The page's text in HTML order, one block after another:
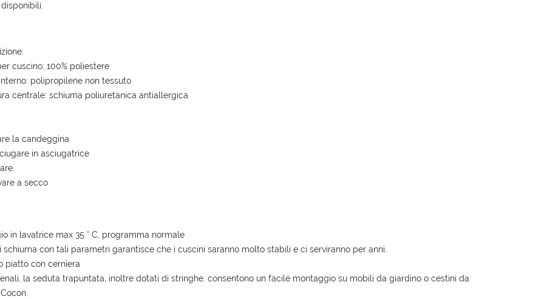
cuscino: 100% poliestere
polipropilene non tessuto
centrale: schiuma poliuretanica antiallergica
la candeggina
in asciugatrice
a secco
in lavatrice max 35 ° C, programma normale
schiuma con tali parametri garantisce che i cuscini saranno molto stabili e ci serviranno per anni.
piatto con cerniera
la seduta trapuntata, inoltre dotati di stringhe, consentono un facile montaggio su mobili da giardino o cestini da